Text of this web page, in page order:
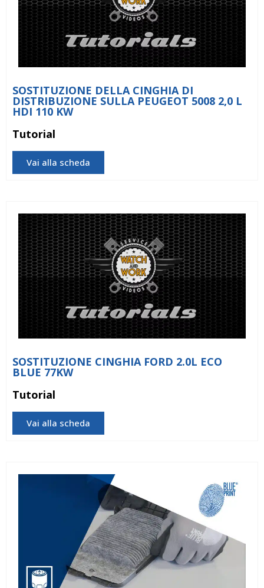
SOSTITUZIONE DELLA CINGHIA DI
DISTRIBUZIONE SULLA PEUGEOT 5008 2,0 L
HDI 110 KW
Tutorial
Vai alla scheda
SOSTITUZIONE CINGHIA FORD 2.0L ECO
BLUE 77KW
Tutorial
Vai alla scheda